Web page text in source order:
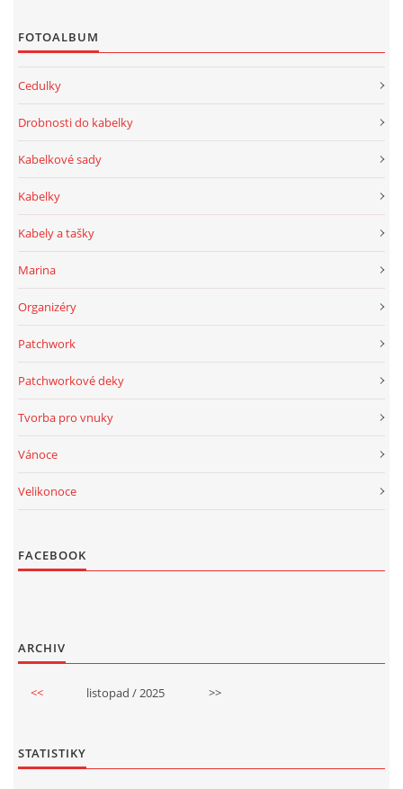
FOTOALBUM
Cedulky
Drobnosti do kabelky
Kabelkové sady
Kabelky
Kabely a tašky
Marina
Organizéry
Patchwork
Patchworkové deky
Tvorba pro vnuky
Vánoce
Velikonoce
FACEBOOK
ARCHIV
<< listopad / 2025 >>
STATISTIKY